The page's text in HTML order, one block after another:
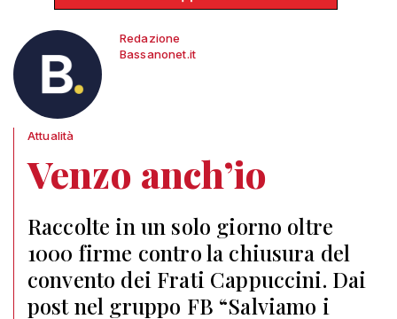
Redazione
Bassanonet.it
Attualità
Venzo anch’io
Raccolte in un solo giorno oltre
1000 firme contro la chiusura del
convento dei Frati Cappuccini. Dai
post nel gruppo FB “Salviamo i